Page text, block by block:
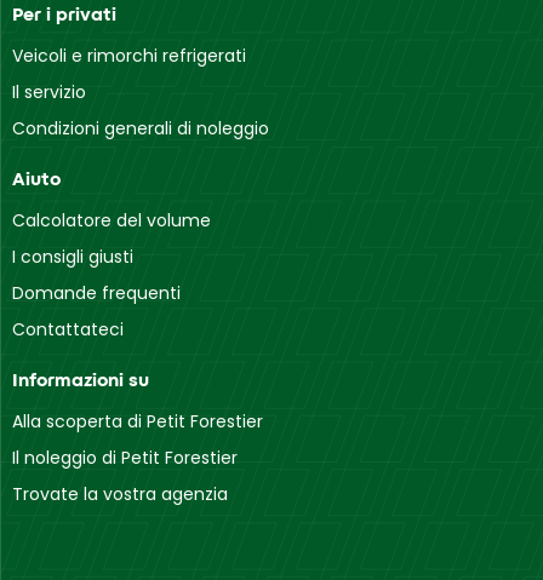
Per i privati
Veicoli e rimorchi refrigerati
Il servizio
Condizioni generali di noleggio
Aiuto
Calcolatore del volume
I consigli giusti
Domande frequenti
Contattateci
Informazioni su
Alla scoperta di Petit Forestier
Il noleggio di Petit Forestier
Trovate la vostra agenzia